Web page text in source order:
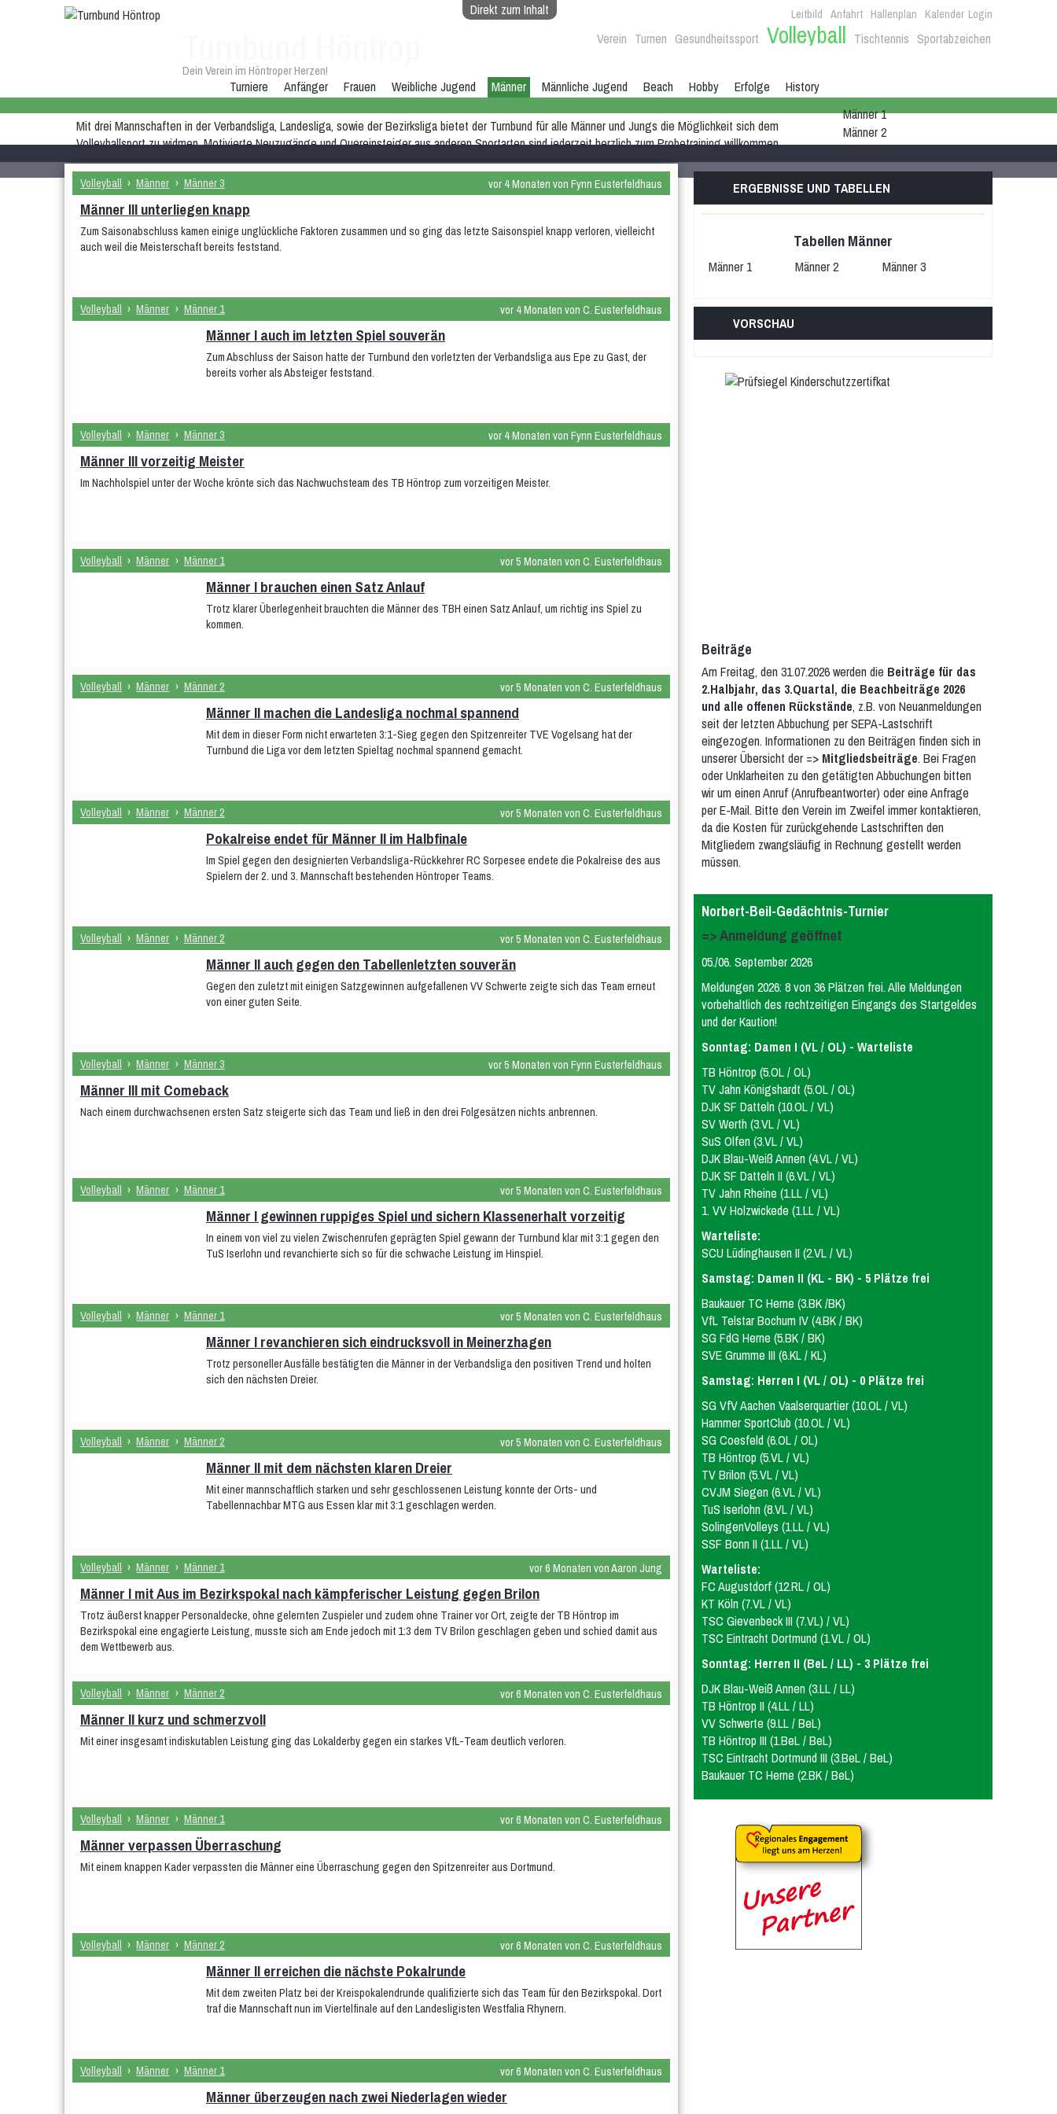
Direkt zum Inhalt Login
Leitbild Anfahrt Hallenplan Kalender
Dein Verein im Höntroper Herzen!
Verein Turnen Gesundheitssport Volleyball Tischtennis Sportabzeichen
Turniere Anfänger Frauen Weibliche Jugend Männer Männliche Jugend Beach Hobby Erfolge History
Mit drei Mannschaften in der Verbandsliga, Landesliga, sowie der Bezirksliga bietet der Turnbund für alle Männer und Jungs die Möglichkeit sich dem
Volleyballsport zu widmen. Motivierte Neuzugänge und Quereinsteiger aus anderen Sportarten sind jederzeit herzlich zum Probetraining willkommen.
Männer 1
Männer 2
Männer 3
Volleyball › Männer › Männer 3 vor 4 Monaten von Fynn Eusterfeldhaus
Männer III unterliegen knapp
Zum Saisonabschluss kamen einige unglückliche Faktoren zusammen und so ging das letzte Saisonspiel knapp verloren, vielleicht
auch weil die Meisterschaft bereits feststand.
Volleyball › Männer › Männer 1 vor 4 Monaten von C. Eusterfeldhaus
Männer I auch im letzten Spiel souverän
Zum Abschluss der Saison hatte der Turnbund den vorletzten der Verbandsliga aus Epe zu Gast, der
bereits vorher als Absteiger feststand.
Volleyball › Männer › Männer 3 vor 4 Monaten von Fynn Eusterfeldhaus
Männer III vorzeitig Meister
Im Nachholspiel unter der Woche krönte sich das Nachwuchsteam des TB Höntrop zum vorzeitigen Meister.
Volleyball › Männer › Männer 1 vor 5 Monaten von C. Eusterfeldhaus
Männer I brauchen einen Satz Anlauf
Trotz klarer Überlegenheit brauchten die Männer des TBH einen Satz Anlauf, um richtig ins Spiel zu
kommen.
Volleyball › Männer › Männer 2 vor 5 Monaten von C. Eusterfeldhaus
Männer II machen die Landesliga nochmal spannend
Mit dem in dieser Form nicht erwarteten 3:1-Sieg gegen den Spitzenreiter TVE Vogelsang hat der
Turnbund die Liga vor dem letzten Spieltag nochmal spannend gemacht.
Volleyball › Männer › Männer 2 vor 5 Monaten von C. Eusterfeldhaus
Pokalreise endet für Männer II im Halbfinale
Im Spiel gegen den designierten Verbandsliga-Rückkehrer RC Sorpesee endete die Pokalreise des aus
Spielern der 2. und 3. Mannschaft bestehenden Höntroper Teams.
Volleyball › Männer › Männer 2 vor 5 Monaten von C. Eusterfeldhaus
Männer II auch gegen den Tabellenletzten souverän
Gegen den zuletzt mit einigen Satzgewinnen aufgefallenen VV Schwerte zeigte sich das Team erneut
von einer guten Seite.
Volleyball › Männer › Männer 3 vor 5 Monaten von Fynn Eusterfeldhaus
Männer III mit Comeback
Nach einem durchwachsenen ersten Satz steigerte sich das Team und ließ in den drei Folgesätzen nichts anbrennen.
Volleyball › Männer › Männer 1 vor 5 Monaten von C. Eusterfeldhaus
Männer I gewinnen ruppiges Spiel und sichern Klassenerhalt vorzeitig
In einem von viel zu vielen Zwischenrufen geprägten Spiel gewann der Turnbund klar mit 3:1 gegen den
TuS Iserlohn und revanchierte sich so für die schwache Leistung im Hinspiel.
Volleyball › Männer › Männer 1 vor 5 Monaten von C. Eusterfeldhaus
Männer I revanchieren sich eindrucksvoll in Meinerzhagen
Trotz personeller Ausfälle bestätigten die Männer in der Verbandsliga den positiven Trend und holten
sich den nächsten Dreier.
Volleyball › Männer › Männer 2 vor 5 Monaten von C. Eusterfeldhaus
Männer II mit dem nächsten klaren Dreier
Mit einer mannschaftlich starken und sehr geschlossenen Leistung konnte der Orts- und
Tabellennachbar MTG aus Essen klar mit 3:1 geschlagen werden.
Volleyball › Männer › Männer 1 vor 6 Monaten von Aaron Jung
Männer I mit Aus im Bezirkspokal nach kämpferischer Leistung gegen Brilon
Trotz äußerst knapper Personaldecke, ohne gelernten Zuspieler und zudem ohne Trainer vor Ort, zeigte der TB Höntrop im
Bezirkspokal eine engagierte Leistung, musste sich am Ende jedoch mit 1:3 dem TV Brilon geschlagen geben und schied damit aus
dem Wettbewerb aus.
Volleyball › Männer › Männer 2 vor 6 Monaten von C. Eusterfeldhaus
Männer II kurz und schmerzvoll
Mit einer insgesamt indiskutablen Leistung ging das Lokalderby gegen ein starkes VfL-Team deutlich verloren.
Volleyball › Männer › Männer 1 vor 6 Monaten von C. Eusterfeldhaus
Männer verpassen Überraschung
Mit einem knappen Kader verpassten die Männer eine Überraschung gegen den Spitzenreiter aus Dortmund.
Volleyball › Männer › Männer 2 vor 6 Monaten von C. Eusterfeldhaus
Männer II erreichen die nächste Pokalrunde
Mit dem zweiten Platz bei der Kreispokalendrunde qualifizierte sich das Team für den Bezirkspokal. Dort
traf die Mannschaft nun im Viertelfinale auf den Landesligisten Westfalia Rhynern.
Volleyball › Männer › Männer 1 vor 6 Monaten von C. Eusterfeldhaus
Männer überzeugen nach zwei Niederlagen wieder
ERGEBNISSE UND TABELLEN
Tabellen Männer
Männer 1 Männer 2 Männer 3
VORSCHAU
Beiträge
Am Freitag, den 31.07.2026 werden die Beiträge für das
2.Halbjahr, das 3.Quartal, die Beachbeiträge 2026
und alle offenen Rückstände, z.B. von Neuanmeldungen
seit der letzten Abbuchung per SEPA-Lastschrift
eingezogen. Informationen zu den Beiträgen finden sich in
unserer Übersicht der => Mitgliedsbeiträge. Bei Fragen
oder Unklarheiten zu den getätigten Abbuchungen bitten
wir um einen Anruf (Anrufbeantworter) oder eine Anfrage
per E-Mail. Bitte den Verein im Zweifel immer kontaktieren,
da die Kosten für zurückgehende Lastschriften den
Mitgliedern zwangsläufig in Rechnung gestellt werden
müssen.
Norbert-Beil-Gedächtnis-Turnier
=> Anmeldung geöffnet
05./06. September 2026
Meldungen 2026: 8 von 36 Plätzen frei. Alle Meldungen
vorbehaltlich des rechtzeitigen Eingangs des Startgeldes
und der Kaution!
Sonntag: Damen I (VL / OL) - Warteliste
TB Höntrop (5.OL / OL)
TV Jahn Königshardt (5.OL / OL)
DJK SF Datteln (10.OL / VL)
SV Werth (3.VL / VL)
SuS Olfen (3.VL / VL)
DJK Blau-Weiß Annen (4.VL / VL)
DJK SF Datteln II (6.VL / VL)
TV Jahn Rheine (1.LL / VL)
1. VV Holzwickede (1.LL / VL)
Warteliste:
SCU Lüdinghausen II (2.VL / VL)
Samstag: Damen II (KL - BK) - 5 Plätze frei
Baukauer TC Herne (3.BK /BK)
VfL Telstar Bochum IV (4.BK / BK)
SG FdG Herne (5.BK / BK)
SVE Grumme III (6.KL / KL)
Samstag: Herren I (VL / OL) - 0 Plätze frei
SG VfV Aachen Vaalserquartier (10.OL / VL)
Hammer SportClub (10.OL / VL)
SG Coesfeld (6.OL / OL)
TB Höntrop (5.VL / VL)
TV Brilon (5.VL / VL)
CVJM Siegen (6.VL / VL)
TuS Iserlohn (8.VL / VL)
SolingenVolleys (1.LL / VL)
SSF Bonn II (1.LL / VL)
Warteliste:
FC Augustdorf (12.RL / OL)
KT Köln (7.VL / VL)
TSC Gievenbeck III (7.VL) / VL)
TSC Eintracht Dortmund (1.VL / OL)
Sonntag: Herren II (BeL / LL) - 3 Plätze frei
DJK Blau-Weiß Annen (3.LL / LL)
TB Höntrop II (4.LL / LL)
VV Schwerte (9.LL / BeL)
TB Höntrop III (1.BeL / BeL)
TSC Eintracht Dortmund III (3.BeL / BeL)
Baukauer TC Herne (2.BK / BeL)